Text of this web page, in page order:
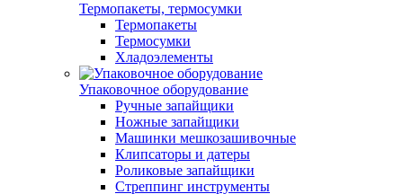
Термопакеты, термосумки
Термопакеты
Термосумки
Хладоэлементы
Упаковочное оборудование
Ручные запайщики
Ножные запайщики
Машинки мешкозашивочные
Клипсаторы и датеры
Роликовые запайщики
Стреппинг инструменты